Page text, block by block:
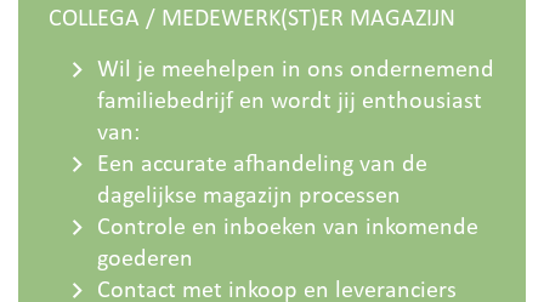
COLLEGA / MEDEWERK(ST)ER MAGAZIJN
Wil je meehelpen in ons ondernemend
familiebedrijf en wordt jij enthousiast
van:
Een accurate afhandeling van de
dagelijkse magazijn processen
Controle en inboeken van inkomende
goederen
Contact met inkoop en leveranciers